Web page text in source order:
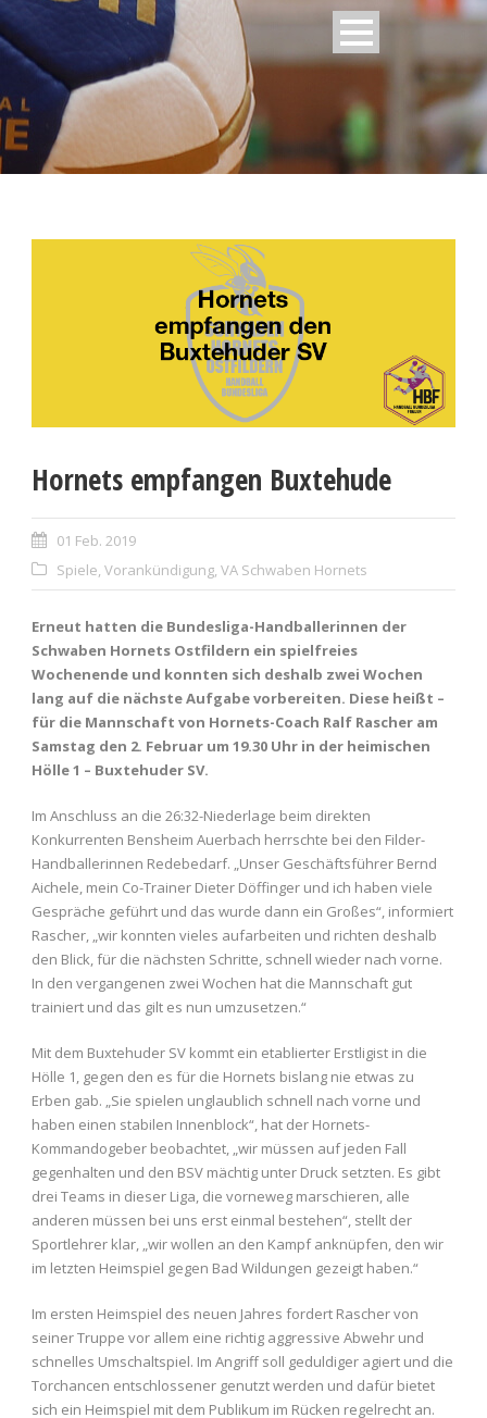
Hornets empfangen Buxtehude
01 Feb. 2019
Spiele, Vorankündigung, VA Schwaben Hornets
Erneut hatten die Bundesliga-Handballerinnen der
Schwaben Hornets Ostfildern ein spielfreies
Wochenende und konnten sich deshalb zwei Wochen
lang auf die nächste Aufgabe vorbereiten. Diese heißt –
für die Mannschaft von Hornets-Coach Ralf Rascher am
Samstag den 2. Februar um 19.30 Uhr in der heimischen
Hölle 1 – Buxtehuder SV.
Im Anschluss an die 26:32-Niederlage beim direkten
Konkurrenten Bensheim Auerbach herrschte bei den Filder-
Handballerinnen Redebedarf. „Unser Geschäftsführer Bernd
Aichele, mein Co-Trainer Dieter Döffinger und ich haben viele
Gespräche geführt und das wurde dann ein Großes“, informiert
Rascher, „wir konnten vieles aufarbeiten und richten deshalb
den Blick, für die nächsten Schritte, schnell wieder nach vorne.
In den vergangenen zwei Wochen hat die Mannschaft gut
trainiert und das gilt es nun umzusetzen.“
Mit dem Buxtehuder SV kommt ein etablierter Erstligist in die
Hölle 1, gegen den es für die Hornets bislang nie etwas zu
Erben gab. „Sie spielen unglaublich schnell nach vorne und
haben einen stabilen Innenblock“, hat der Hornets-
Kommandogeber beobachtet, „wir müssen auf jeden Fall
gegenhalten und den BSV mächtig unter Druck setzten. Es gibt
drei Teams in dieser Liga, die vorneweg marschieren, alle
anderen müssen bei uns erst einmal bestehen“, stellt der
Sportlehrer klar, „wir wollen an den Kampf anknüpfen, den wir
im letzten Heimspiel gegen Bad Wildungen gezeigt haben.“
Im ersten Heimspiel des neuen Jahres fordert Rascher von
seiner Truppe vor allem eine richtig aggressive Abwehr und
schnelles Umschaltspiel. Im Angriff soll geduldiger agiert und die
Torchancen entschlossener genutzt werden und dafür bietet
sich ein Heimspiel mit dem Publikum im Rücken regelrecht an.